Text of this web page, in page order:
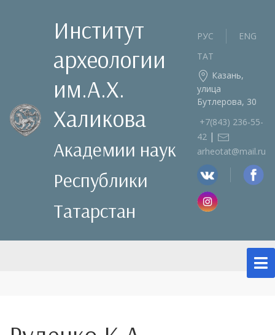
Институт
археологии
им.А.Х.
Халикова
Академии наук
Республики
Татарстан
РУС
ENG
ТАТ
Казань,
улица
Бутлерова, 30
+7(843) 236‑55-
42 |
arheotat@mail.ru